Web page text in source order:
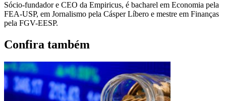
Sócio-fundador e CEO da Empiricus, é bacharel em Economia pela
FEA-USP, em Jornalismo pela Cásper Líbero e mestre em Finanças
pela FGV-EESP.
Confira também